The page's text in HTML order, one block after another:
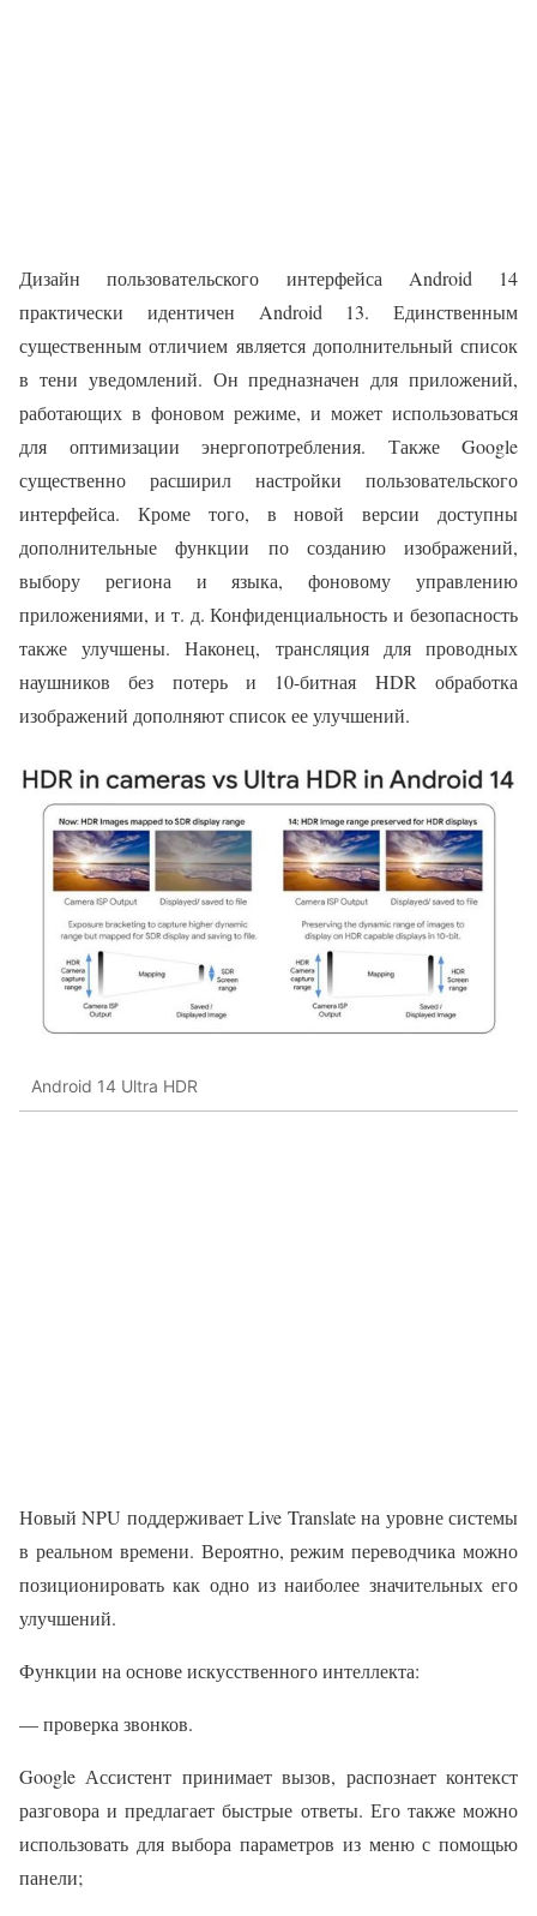
Дизайн пользовательского интерфейса Android 14
практически идентичен Android 13. Единственным
существенным отличием является дополнительный список
в тени уведомлений. Он предназначен для приложений,
работающих в фоновом режиме, и может использоваться
для оптимизации энергопотребления. Также Google
существенно расширил настройки пользовательского
интерфейса. Кроме того, в новой версии доступны
дополнительные функции по созданию изображений,
выбору региона и языка, фоновому управлению
приложениями, и т. д. Конфиденциальность и безопасность
также улучшены. Наконец, трансляция для проводных
наушников без потерь и 10-битная HDR обработка
изображений дополняют список ее улучшений.
Android 14 Ultra HDR
Новый NPU поддерживает Live Translate на уровне системы
в реальном времени. Вероятно, режим переводчика можно
позиционировать как одно из наиболее значительных его
улучшений.
Функции на основе искусственного интеллекта:
— проверка звонков.
Google Ассистент принимает вызов, распознает контекст
разговора и предлагает быстрые ответы. Его также можно
использовать для выбора параметров из меню с помощью
панели;